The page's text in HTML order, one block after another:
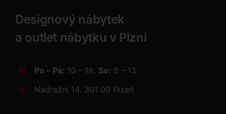
Designový nábytek
a outlet nábytku v Plzni
Po – Pá: 10 – 18, So: 9 – 13
Nádražní 14, 301 00 Plzeň